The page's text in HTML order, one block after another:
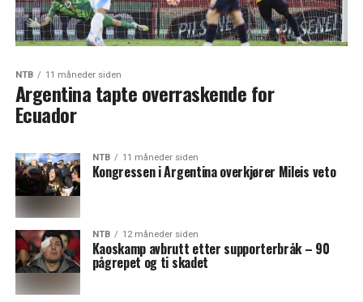
NTB 11 måneder siden
Argentina tapte overraskende for
Ecuador
NTB 11 måneder siden
Kongressen i Argentina overkjører Mileis veto
NTB 12 måneder siden
Kaoskamp avbrutt etter supporterbråk – 90
pågrepet og ti skadet